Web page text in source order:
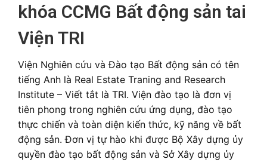
khóa CCMG Bất động sản tai
Viện TRI
Viện Nghiên cứu và Đào tạo Bất động sản có tên
tiếng Anh là Real Estate Traning and Research
Institute – Viết tắt là TRI. Viện đào tạo là đơn vị
tiên phong trong nghiên cứu ứng dụng, đào tạo
thực chiến và toàn diện kiến thức, kỹ năng về bất
động sản. Đơn vị tự hào khi được Bộ Xây dựng ủy
quyền đào tạo bất động sản và Sở Xây dựng ủy